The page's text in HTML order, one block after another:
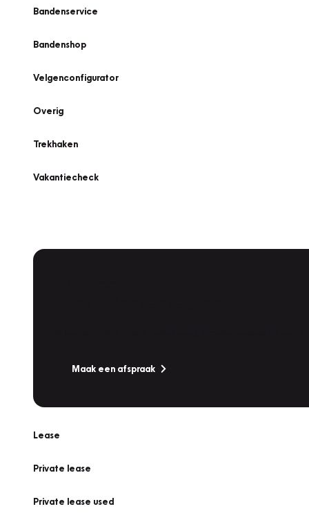
Bandenservice
Bandenshop
Velgenconfigurator
Overig
Trekhaken
Vakantiecheck
Maak een afspraak
Lease
Private lease
Private lease used